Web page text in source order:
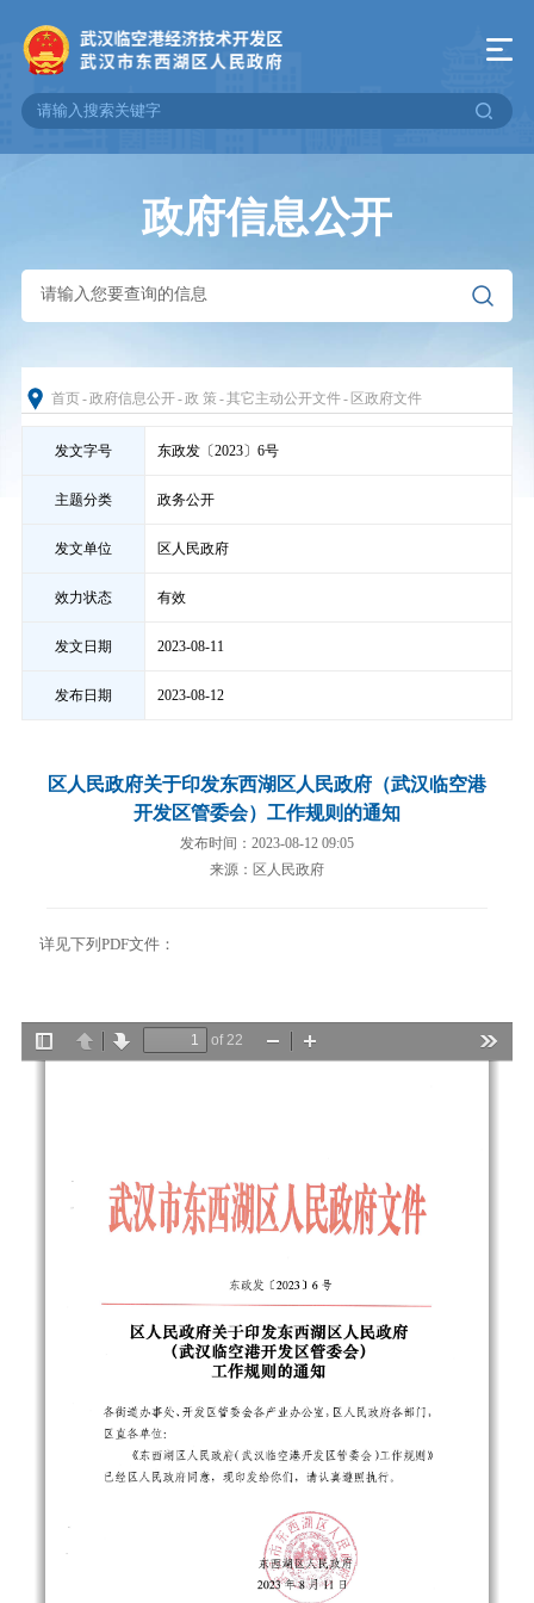
政府信息公开
首页-政府信息公开-政 策 -其它主动公开文件- 区政府文件
发文字号 东政发〔2023〕6号
主题分类 政务公开
发文单位 区人民政府
效力状态 有效
发文日期 2023-08-11
发布日期 2023-08-12
区人民政府关于印发东西湖区人民政府（武汉临空港
开发区管委会）工作规则的通知
发布时间：2023-08-12 09:05
来源：区人民政府
详见下列PDF文件：